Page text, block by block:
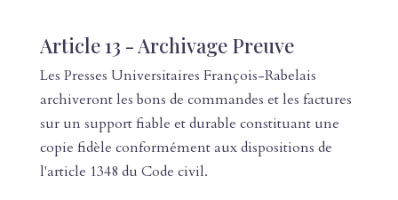
Article 13 - Archivage Preuve
Les Presses Universitaires François-Rabelais
archiveront les bons de commandes et les factures
sur un support fiable et durable constituant une
copie fidèle conformément aux dispositions de
l'article 1348 du Code civil.